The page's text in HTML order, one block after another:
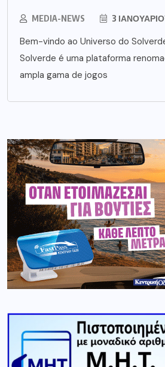
MEDIA-NEWS 3
Bem-vindo ao Universo do
Solverde é uma plataforma
ampla gama de jogos